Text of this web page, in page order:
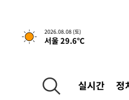
2026.08.08 (토)
서울 29.6℃
실시간 정